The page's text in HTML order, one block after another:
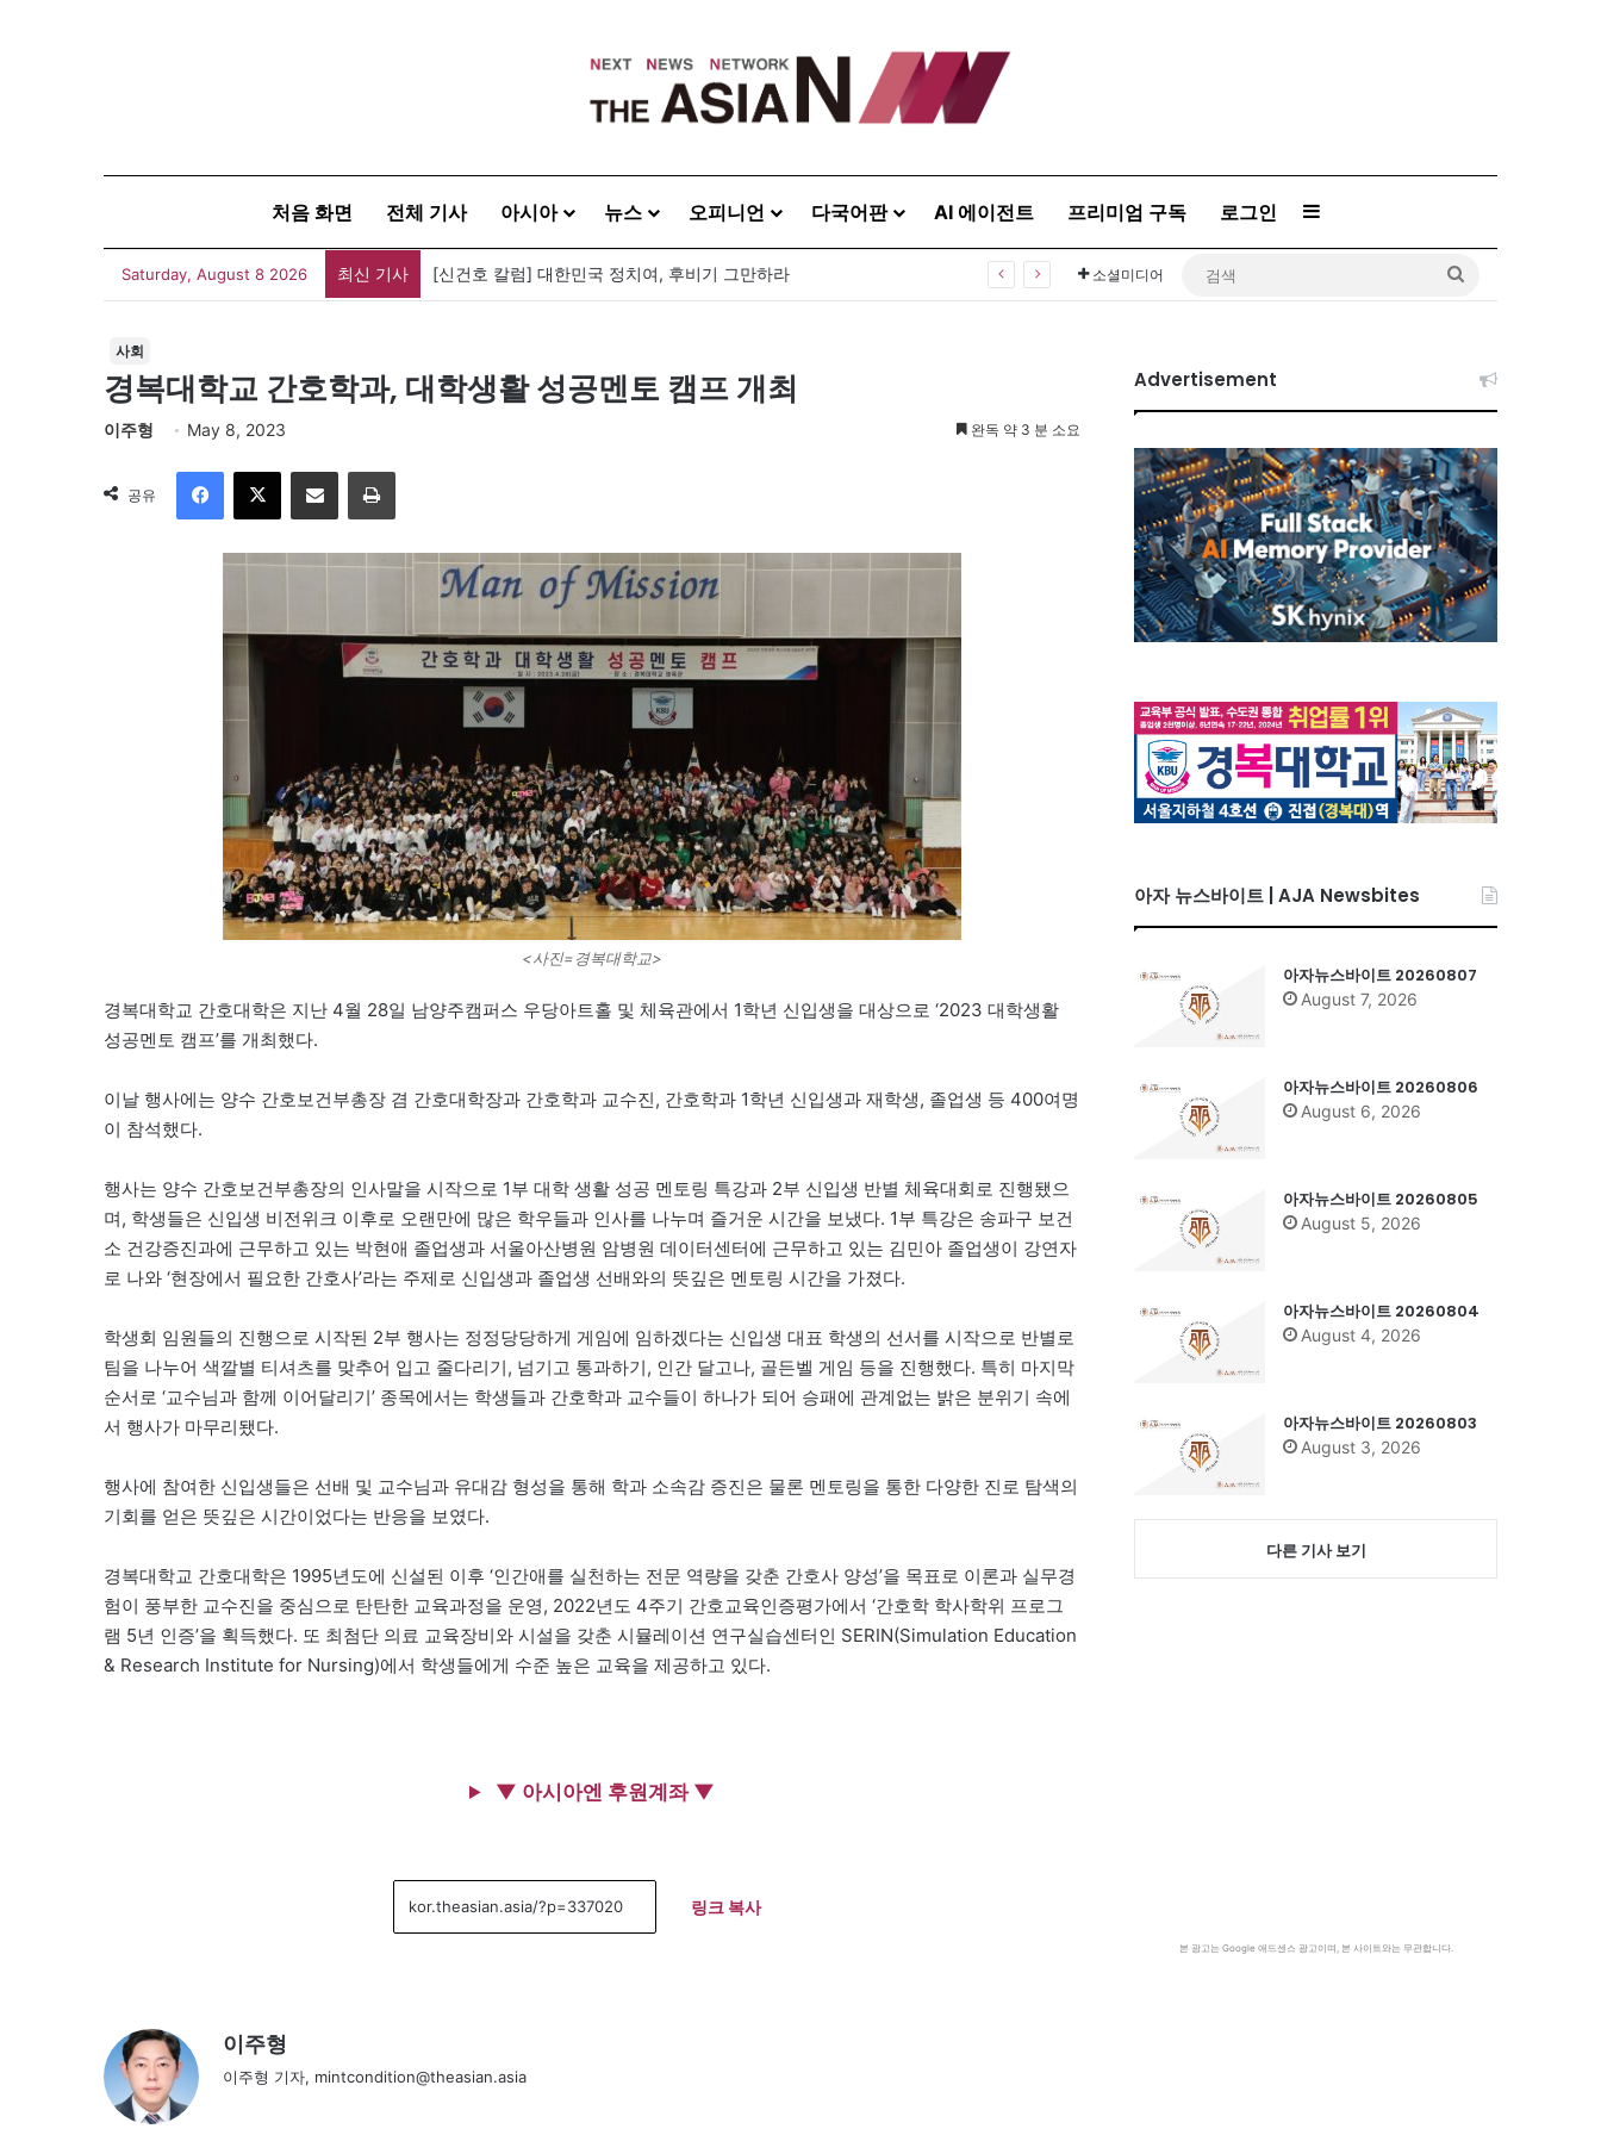
처음 화면 전체 기사 아시아 뉴스 오피니언 다국어판 AI 에이전트 프리미엄 구독 로그인 Sidebar
Saturday, August 8 2026 최신 기사 [신건호 칼럼] 대한민국 정치여, 후비기 그만하라 소셜미디어
사회
경복대학교 간호학과, 대학생활 성공멘토 캠프 개최
이주형 May 8, 2023 완독 약 3 분 소요
공유
이메일
<사진=경복대학교>
경복대학교 간호대학은 지난 4월 28일 남양주캠퍼스 우당아트홀 및 체육관에서 1학년 신입생을 대상으로 ‘2023 대학생활
성공멘토 캠프’를 개최했다.
이날 행사에는 양수 간호보건부총장 겸 간호대학장과 간호학과 교수진, 간호학과 1학년 신입생과 재학생, 졸업생 등 400여명
이 참석했다.
행사는 양수 간호보건부총장의 인사말을 시작으로 1부 대학 생활 성공 멘토링 특강과 2부 신입생 반별 체육대회로 진행됐으
며, 학생들은 신입생 비전위크 이후로 오랜만에 많은 학우들과 인사를 나누며 즐거운 시간을 보냈다. 1부 특강은 송파구 보건
소 건강증진과에 근무하고 있는 박현애 졸업생과 서울아산병원 암병원 데이터센터에 근무하고 있는 김민아 졸업생이 강연자
로 나와 ‘현장에서 필요한 간호사’라는 주제로 신입생과 졸업생 선배와의 뜻깊은 멘토링 시간을 가졌다.
학생회 임원들의 진행으로 시작된 2부 행사는 정정당당하게 게임에 임하겠다는 신입생 대표 학생의 선서를 시작으로 반별로
팀을 나누어 색깔별 티셔츠를 맞추어 입고 줄다리기, 넘기고 통과하기, 인간 달고나, 골든벨 게임 등을 진행했다. 특히 마지막
순서로 ‘교수님과 함께 이어달리기’ 종목에서는 학생들과 간호학과 교수들이 하나가 되어 승패에 관계없는 밝은 분위기 속에
서 행사가 마무리됐다.
행사에 참여한 신입생들은 선배 및 교수님과 유대감 형성을 통해 학과 소속감 증진은 물론 멘토링을 통한 다양한 진로 탐색의
기회를 얻은 뜻깊은 시간이었다는 반응을 보였다.
경복대학교 간호대학은 1995년도에 신설된 이후 ‘인간애를 실천하는 전문 역량을 갖춘 간호사 양성’을 목표로 이론과 실무경
험이 풍부한 교수진을 중심으로 탄탄한 교육과정을 운영, 2022년도 4주기 간호교육인증평가에서 ‘간호학 학사학위 프로그
램 5년 인증’을 획득했다. 또 최첨단 의료 교육장비와 시설을 갖춘 시뮬레이션 연구실습센터인 SERIN(Simulation Education
& Research Institute for Nursing)에서 학생들에게 수준 높은 교육을 제공하고 있다.
▼ 아시아엔 후원계좌 ▼
링크 복사
이주형
이주형 기자, mintcondition@theasian.asia
Advertisement
아자 뉴스바이트 | AJA Newsbites
아자뉴스바이트 20260807
August 7, 2026
아자뉴스바이트 20260806
August 6, 2026
아자뉴스바이트 20260805
August 5, 2026
아자뉴스바이트 20260804
August 4, 2026
아자뉴스바이트 20260803
August 3, 2026
다른 기사 보기
본 광고는 Google 애드센스 광고이며, 본 사이트와는 무관합니다.